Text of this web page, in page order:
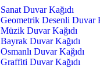
Sanat Duvar Kağıdı
Geometrik Desenli Duvar
Müzik Duvar Kağıdı
Bayrak Duvar Kağıdı
Osmanlı Duvar Kağıdı
Graffiti Duvar Kağıdı